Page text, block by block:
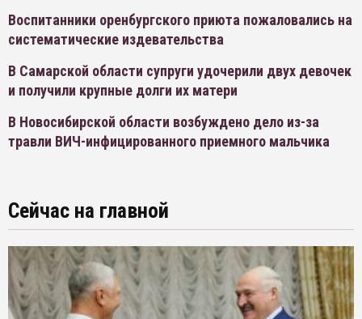
Воспитанники оренбургского приюта пожаловались на
систематические издевательства
В Самарской области супруги удочерили двух девочек
и получили крупные долги их матери
В Новосибирской области возбуждено дело из-за
травли ВИЧ-инфицированного приемного мальчика
Сейчас на главной